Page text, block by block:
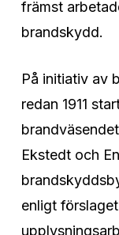
främst
brandskydd.
På initiativ av
redan 1911
Ekstedt och
enligt